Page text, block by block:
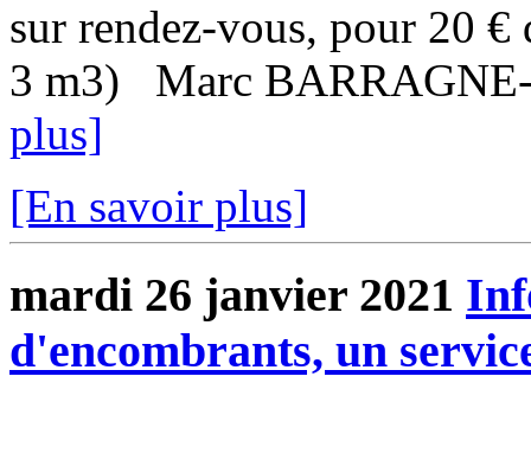
sur rendez-vous, pour 20
3 m3) Marc
plus]
[En savoir plus]
mardi 26 janvier 2021
d'encombrants, un